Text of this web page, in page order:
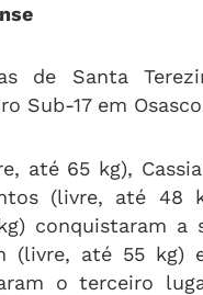
de Santa
Sub-17 em
até 65 kg),
(livre, até 48
conquistaram a
(livre, até 55
o terceiro